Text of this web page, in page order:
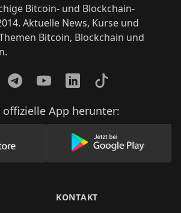
Bitcoin- und Blockchain-
Aktuelle News, Kurse und
Bitcoin, Blockchain und
TelegramYouTubeLinkedInTikTok
offizielle App herunter:
unsere App im AppStore herunter
Lade unsere
KONTAKT